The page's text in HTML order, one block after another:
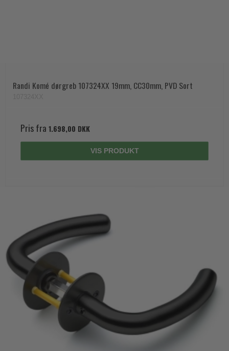
Randi Komé dørgreb 107324XX 19mm, CC30mm, PVD Sort
Pris fra 1.698,00 DKK
VIS PRODUKT